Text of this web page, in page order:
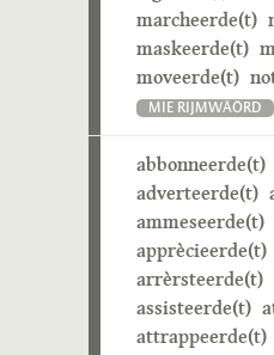
marcheerde(t)
maskeerde(t)
moveerde(t)
MIE RIJMWÄÖRD
abbonneerde(t)
adverteerde(t)
ammeseerde(t)
apprècieerde(t)
arrèrsteerde(t)
assisteerde(t)
attrappeerde(t)